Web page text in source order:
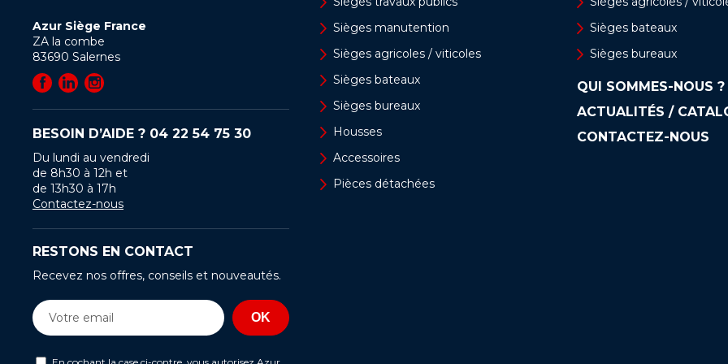
Azur Siège France
ZA la combe
83690 Salernes
BESOIN D’AIDE ? 04 22 54 75 30
Du lundi au vendredi
de 8h30 à 12h et
de 13h30 à 17h
Contactez-nous
RESTONS EN CONTACT
Recevez nos offres, conseils et nouveautés.
Sièges manutention
Sièges agricoles / viticoles
Sièges bateaux
Sièges bureaux
Housses
Accessoires
Pièces détachées
Sièges bateaux
Sièges bureaux
QUI SOMMES-NOUS ?
ACTUALITÉS /
CONTACTEZ-NOUS